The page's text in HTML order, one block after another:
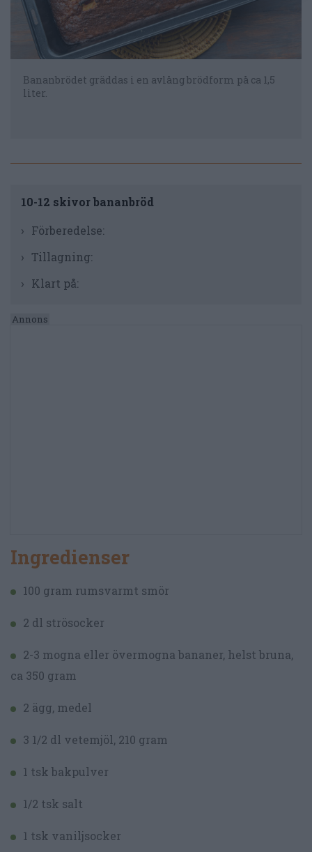
Bananbrödet gräddas i en avlång brödform på ca 1,5
liter.
10-12 skivor bananbröd
Förberedelse:
Tillagning:
Klart på:
Ingredienser
100 gram rumsvarmt smör
2 dl strösocker
2-3 mogna eller övermogna bananer, helst bruna,
ca 350 gram
2 ägg, medel
3 1/2 dl vetemjöl, 210 gram
1 tsk bakpulver
1/2 tsk salt
1 tsk vaniljsocker